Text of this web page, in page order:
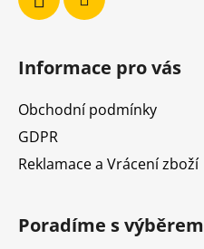
Informace pro vás
Obchodní podmínky
GDPR
Reklamace a Vrácení zboží
Poradíme s výběrem